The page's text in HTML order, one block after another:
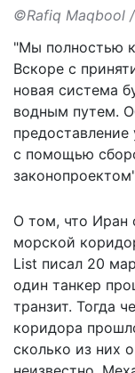
©Rafiq Maqbool /
"Мы полностью
Вскоре с
новая система
водным путем.
предоставление
с помощью
О том, что Иран
морской
List писал 20
один танкер
транзит. Тогда
коридора
сколько из них